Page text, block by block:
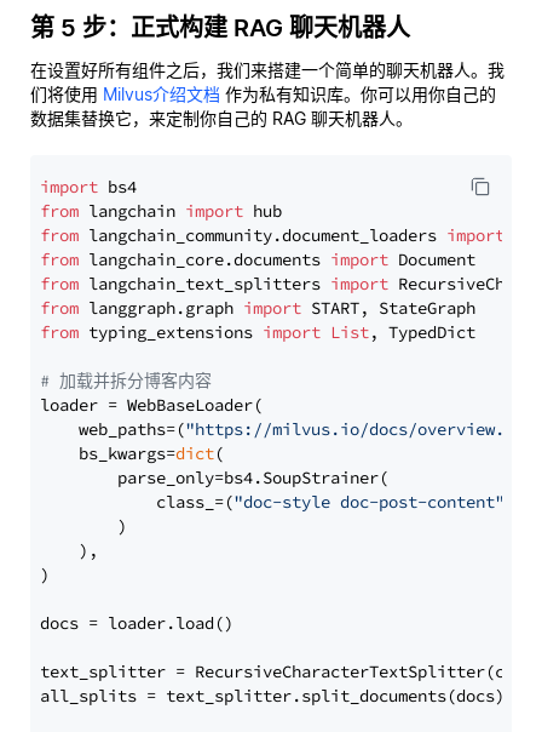
第 5 步：正式构建 RAG 聊天机器人
在设置好所有组件之后，我们来搭建一个简单的聊天机器人。我
们将使用 Milvus介绍文档 作为私有知识库。你可以用你自己的
数据集替换它，来定制你自己的 RAG 聊天机器人。
import
from langchain import
from langchain_community.document_loaders import
from langchain_core.documents import
from langchain_text_splitters import
from langgraph.graph import
from typing_extensions import List, TypedDict
# 加载并拆分博客内容
loader = WebBaseLoader(
    web_paths=(
"https://milvus.io/docs/overview.md"
    bs_kwargs=
dict(
        parse_only=bs4.SoupStrainer(
            class_=(
"doc-style doc-post-content"
        )
    ),
)
docs = loader.load()
text_splitter =
all_splits = text_splitter.split_documents(docs)